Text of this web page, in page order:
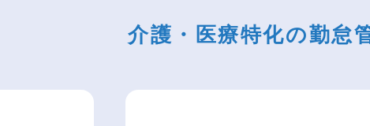
介護・医療特化の勤怠